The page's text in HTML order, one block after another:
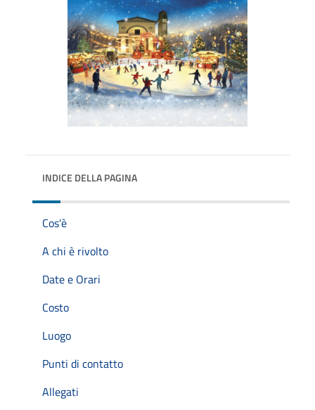
INDICE DELLA PAGINA
Cos'è
A chi è rivolto
Date e Orari
Costo
Luogo
Punti di contatto
Allegati